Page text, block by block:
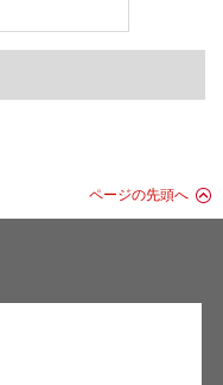
ページの先頭へ